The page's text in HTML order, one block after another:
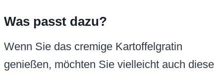
Was passt dazu?
Wenn Sie das cremige Kartoffelgratin
genießen, möchten Sie vielleicht auch diese